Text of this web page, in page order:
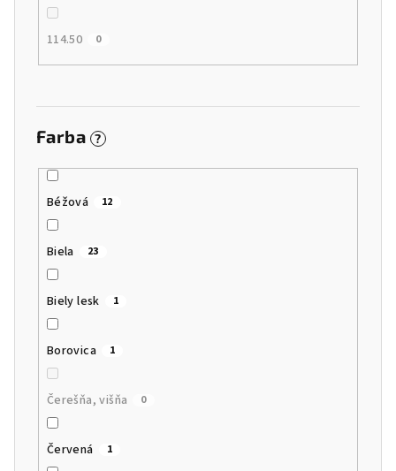
114.50 0
Farba ?
Béžová 12
Biela 23
Biely lesk 1
Borovica 1
Čerešňa, višňa 0
Červená 1